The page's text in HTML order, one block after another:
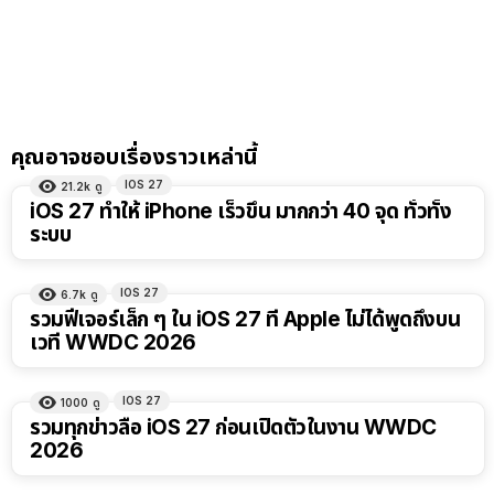
คุณอาจชอบเรื่องราวเหล่านี้
21.2k ดู IOS 27
iOS 27 ทำให้ iPhone เร็วขึ้น มากกว่า 40 จุด ทั่วทั้ง
ระบบ
6.7k ดู IOS 27
รวมฟีเจอร์เล็ก ๆ ใน iOS 27 ที่ Apple ไม่ได้พูดถึงบน
เวที WWDC 2026
1000 ดู IOS 27
รวมทุกข่าวลือ iOS 27 ก่อนเปิดตัวในงาน WWDC
2026